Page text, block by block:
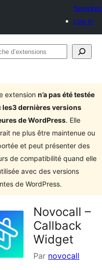
favorites
Log in
extension n’a pas été testée
les3 dernières versions
de WordPress. Elle
ne plus être maintenue ou
et peut présenter des
de compatibilité quand elle
avec des versions
de WordPress.
Novocall –
Callback
Widget
Par novocall